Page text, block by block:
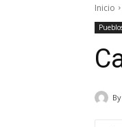
Inicio
By